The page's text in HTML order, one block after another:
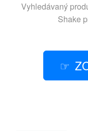
Vyhledávaný
Shake